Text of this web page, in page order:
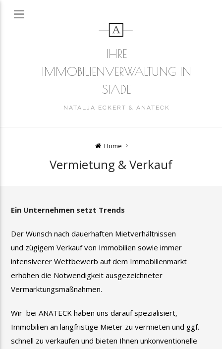
IHRE
IMMOBILIENVERWALTUNG IN
STADE
NATALJA ECKERT & ANATECK
Home
Vermietung & Verkauf
Ein Unternehmen setzt Trends
Der Wunsch nach dauerhaften Mietverhältnissen
und zügigem Verkauf von Immobilien sowie immer
intensiverer Wettbewerb auf dem Immobilienmarkt
erhöhen die Notwendigkeit ausgezeichneter
Vermarktungsmaßnahmen.
Wir bei ANATECK haben uns darauf spezialisiert,
Immobilien an langfristige Mieter zu vermieten und ggf.
schnell zu verkaufen und bieten Ihnen unkonventionelle